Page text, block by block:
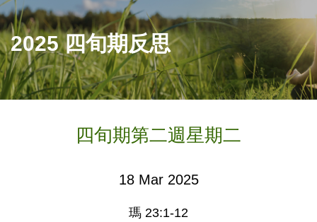
2025 四旬期反思
四旬期第二週星期二
18 Mar 2025
瑪 23:1-12